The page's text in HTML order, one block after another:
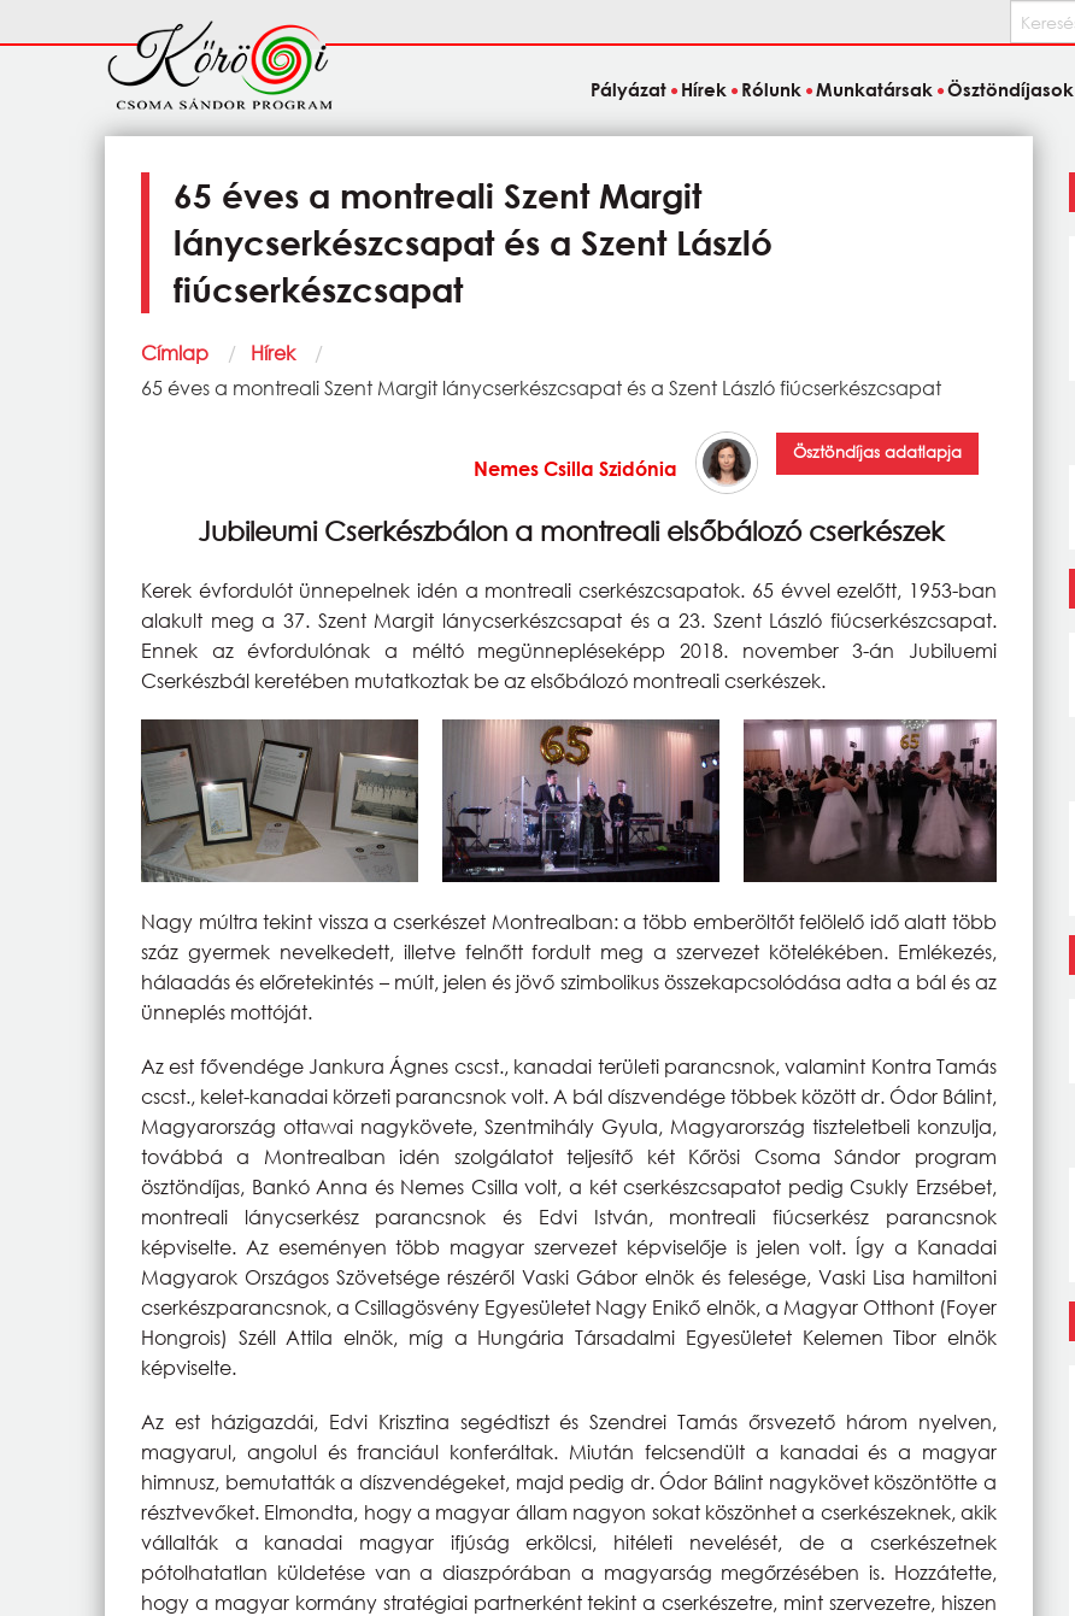
Keresés
Fő
navigáció
Pályázat Hírek Rólunk Munkatársak Ösztöndíjasok
65 éves a montreali Szent Margit
lánycserkészcsapat és a Szent László
fiúcserkészcsapat
Morzsa
Címlap
Hírek
Current:
65 éves a montreali Szent Margit lánycserkészcsapat és a Szent László fiúcserkészcsapat
Nemes Csilla Szidónia
Ösztöndíjas adatlapja
Jubileumi Cserkészbálon a montreali elsőbálozó cserkészek
Kerek évfordulót ünnepelnek idén a montreali cserkészcsapatok. 65 évvel ezelőtt, 1953-ban
alakult meg a 37. Szent Margit lánycserkészcsapat és a 23. Szent László fiúcserkészcsapat.
Ennek az évfordulónak a méltó megünnepléseképp 2018. november 3-án Jubiluemi
Cserkészbál keretében mutatkoztak be az elsőbálozó montreali cserkészek.
Nagy múltra tekint vissza a cserkészet Montrealban: a több emberöltőt felölelő idő alatt több
száz gyermek nevelkedett, illetve felnőtt fordult meg a szervezet kötelékében. Emlékezés,
hálaadás és előretekintés – múlt, jelen és jövő szimbolikus összekapcsolódása adta a bál és az
ünneplés mottóját.
Az est fővendége Jankura Ágnes cscst., kanadai területi parancsnok, valamint Kontra Tamás
cscst., kelet-kanadai körzeti parancsnok volt. A bál díszvendége többek között dr. Ódor Bálint,
Magyarország ottawai nagykövete, Szentmihály Gyula, Magyarország tiszteletbeli konzulja,
továbbá a Montrealban idén szolgálatot teljesítő két Kőrösi Csoma Sándor program
ösztöndíjas, Bankó Anna és Nemes Csilla volt, a két cserkészcsapatot pedig Csukly Erzsébet,
montreali lánycserkész parancsnok és Edvi István, montreali fiúcserkész parancsnok
képviselte. Az eseményen több magyar szervezet képviselője is jelen volt. Így a Kanadai
Magyarok Országos Szövetsége részéről Vaski Gábor elnök és felesége, Vaski Lisa hamiltoni
cserkészparancsnok, a Csillagösvény Egyesületet Nagy Enikő elnök, a Magyar Otthont (Foyer
Hongrois) Széll Attila elnök, míg a Hungária Társadalmi Egyesületet Kelemen Tibor elnök
képviselte.
Az est házigazdái, Edvi Krisztina segédtiszt és Szendrei Tamás őrsvezető három nyelven,
magyarul, angolul és franciául konferáltak. Miután felcsendült a kanadai és a magyar
himnusz, bemutatták a díszvendégeket, majd pedig dr. Ódor Bálint nagykövet köszöntötte a
résztvevőket. Elmondta, hogy a magyar állam nagyon sokat köszönhet a cserkészeknek, akik
vállalták a kanadai magyar ifjúság erkölcsi, hitéleti nevelését, de a cserkészetnek
pótolhatatlan küldetése van a diaszpórában a magyarság megőrzésében is. Hozzátette,
hogy a magyar kormány stratégiai partnerként tekint a cserkészetre, mint szervezetre, hiszen